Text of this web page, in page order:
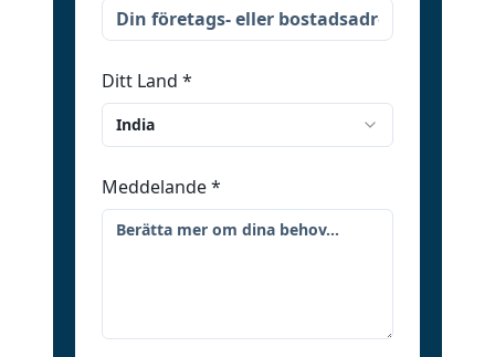
Ditt Land *
India
Meddelande*